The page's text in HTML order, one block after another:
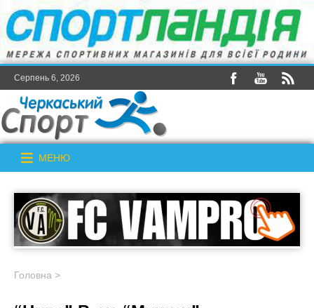
Серпень 6, 2026
МЕНЮ
Головна >